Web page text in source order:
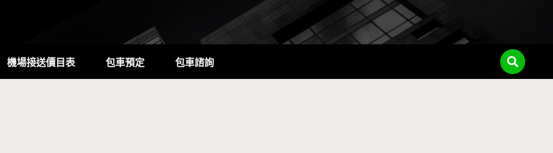
機場接送價目表 包車預定 包車諮詢